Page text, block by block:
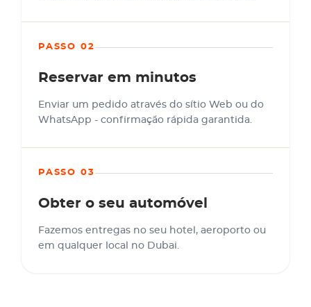
PASSO 02
Reservar em minutos
Enviar um pedido através do sítio Web ou do
WhatsApp - confirmação rápida garantida.
PASSO 03
Obter o seu automóvel
Fazemos entregas no seu hotel, aeroporto ou
em qualquer local no Dubai.